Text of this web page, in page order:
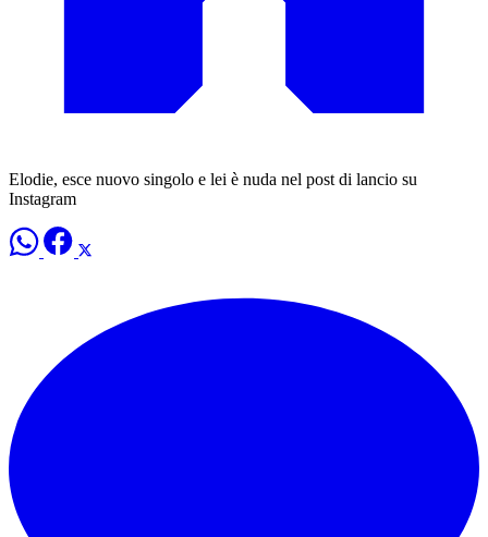
Elodie, esce nuovo singolo e lei è nuda nel post di lancio su
Instagram